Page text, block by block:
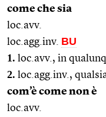
come che sia
loc.avv.
loc.agg.inv. BU
1. loc.avv., in
2. loc.agg.inv.,
com’è come non è
loc.avv.